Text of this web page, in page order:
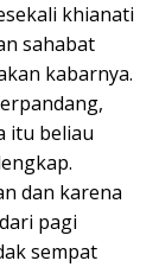
khianati
sahabat
kabarnya.
itu beliau
dan karena
pagi
sempat